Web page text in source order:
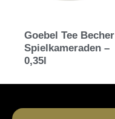
Goebel Tee Becher
Spielkameraden –
0,35l